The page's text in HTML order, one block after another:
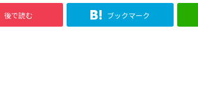
後で読む ブックマーク